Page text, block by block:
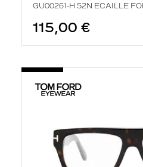
GU00261-H 52N ECAILLE
115,00 €